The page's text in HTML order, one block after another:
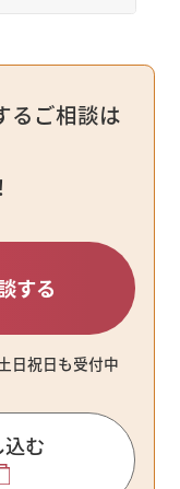
るご相談は
する
⽇祝⽇も受付中
む